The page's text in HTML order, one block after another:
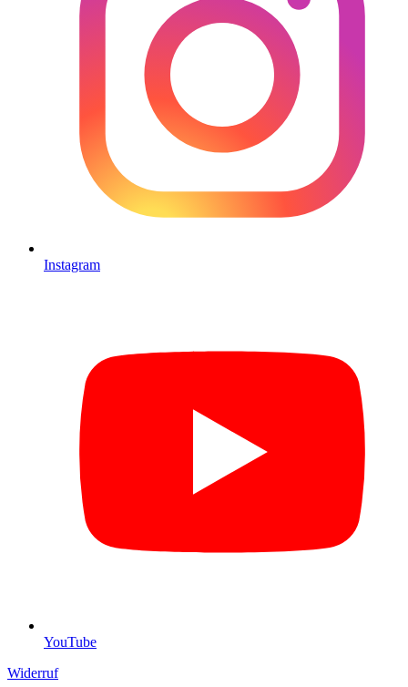
Instagram
YouTube
Widerruf